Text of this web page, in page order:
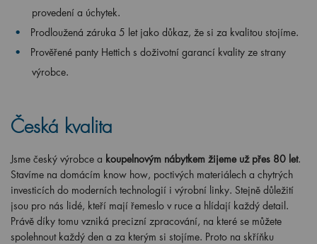
provedení a úchytek.
Prodloužená záruka 5 let jako důkaz, že si za kvalitou stojíme.
Prověřené panty Hettich s doživotní garancí kvality ze strany
výrobce.
Česká kvalita
Jsme český výrobce a koupelnovým nábytkem žijeme už přes 80 let.
Stavíme na domácím know how, poctivých materiálech a chytrých
investicích do moderních technologií i výrobní linky. Stejně důležití
jsou pro nás lidé, kteří mají řemeslo v ruce a hlídají každý detail.
Právě díky tomu vzniká precizní zpracování, na které se můžete
spolehnout každý den a za kterým si stojíme. Proto na skříňku